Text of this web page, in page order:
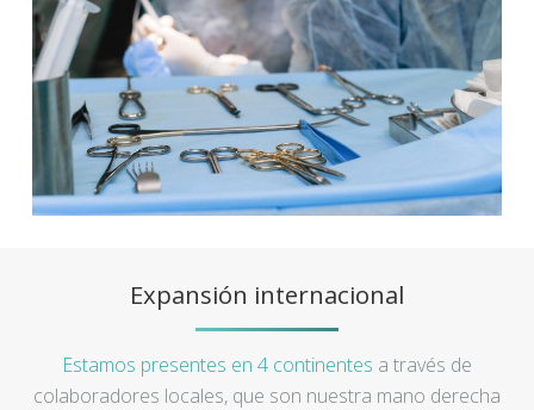
Expansión internacional
Estamos presentes en 4 continentes a través de
colaboradores locales, que son nuestra mano derecha